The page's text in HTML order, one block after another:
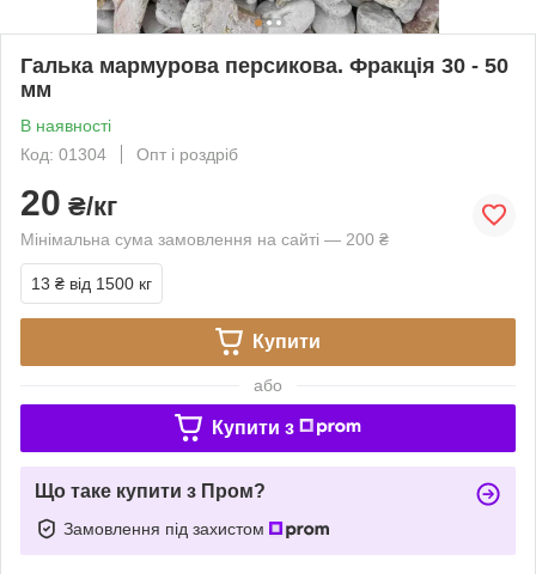
Галька мармурова персикова. Фракція 30 - 50
мм
В наявності
Код: 01304
Опт і роздріб
20 ₴/кг
Мінімальна сума замовлення на сайті — 200 ₴
13 ₴ від 1500 кг
Купити
або
Купити з
Що таке купити з Пром?
Замовлення під захистом